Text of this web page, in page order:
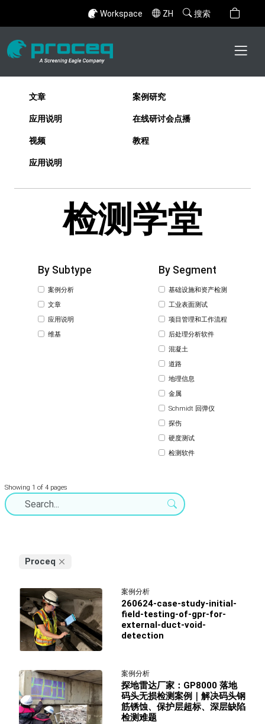
Workspace ZH 搜索
文章 案例研究
应用说明 在线研讨会点播
视频 教程
应用说明
检测学堂
By Subtype
案例分析
文章
应用说明
维基
By Segment
基础设施和资产检测
工业表面测试
项目管理和工作流程
后处理分析软件
混凝土
道路
地理信息
金属
Schmidt 回弹仪
探伤
硬度测试
检测软件
Showing 1 of 4 pages
Proceq
案例分析
260624-case-study-initial-
field-testing-of-gpr-for-
external-duct-void-
detection
案例分析
探地雷达厂家：GP8000 落地
码头无损检测案例｜解决码头钢
筋锈蚀、保护层超标、深层缺陷
检测难题